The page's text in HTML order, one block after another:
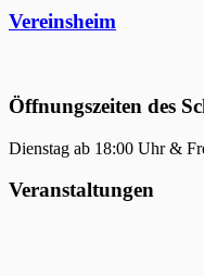
Vereinsheim
Öffnungszeiten des
Dienstag ab 18:00 Uhr &
Veranstaltungen